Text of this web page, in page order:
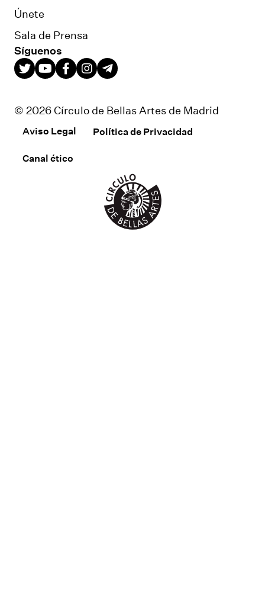
Únete
Sala de Prensa
Síguenos
© 2026 Círculo de Bellas Artes de Madrid
Aviso Legal Política de Privacidad
Canal ético